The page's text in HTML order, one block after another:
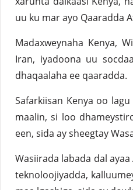
uu ku mar ayo Qaaradda
Madaxweynaha Kenya,
Iran, iyadoona uu
dhaqaalaha ee qaaradda.
Safarkiisan Kenya oo
maalin, si loo
een, sida ay sheegtay
Wasiirada labada dal
teknoloojiyadda,